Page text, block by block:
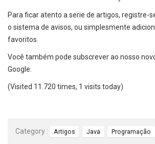
Para ficar atento a serie de artigos, registre-
o sistema de avisos, ou simplesmente
favoritos.
Você também pode subscrever ao nosso
Google.
(Visited 11.720 times, 1 visits today)
Category : Artigos Java Programação